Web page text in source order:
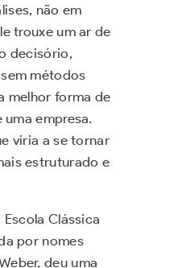
não em
trouxe um ar de
decisório,
métodos
melhor forma de
empresa.
viria a se tornar
estruturado e
Clássica
por nomes
deu uma